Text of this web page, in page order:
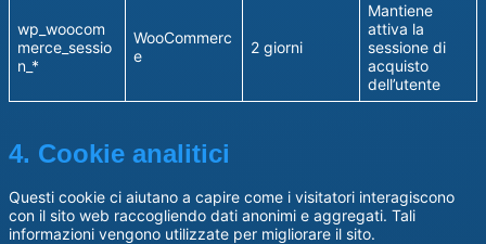
wp_woocom
merce_sessio
n_*
WooCommerc
e
2 giorni
Mantiene
attiva la
sessione di
acquisto
dell’utente
4. Cookie analitici
Questi cookie ci aiutano a capire come i visitatori interagiscono
con il sito web raccogliendo dati anonimi e aggregati. Tali
informazioni vengono utilizzate per migliorare il sito.